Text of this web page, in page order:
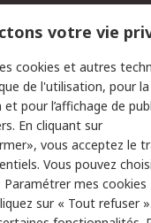
à
Sécurité
votre vie
cookies et autres
de l'utilisation, pour la
pour l’affichage de
En cliquant sur
vous acceptez le
Vous pouvez
mes cookies
sur « Tout refuser